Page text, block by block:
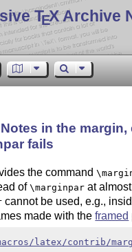
TEX Archive
in the margin,
fails
the command
of\marginpar at
cannot be used, e.g.,
made with theframed
latex/contrib/